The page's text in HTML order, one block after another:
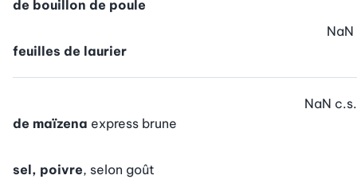
de bouillon de poule
feuilles de laurier
NaN
de maïzena express brune
NaN c.s.
sel, poivre, selon goût